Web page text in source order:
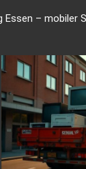
– mobiler